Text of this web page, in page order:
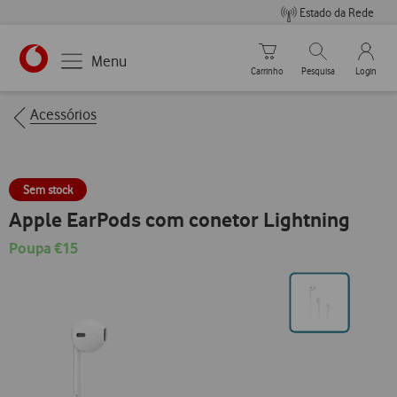
Estado da Rede
https://www.vodafone.pt
Menu
Carrinho de compras
Carrinho
Pesquisar
Pesquisa
My
Login
Breadcrumbs
Acessórios
Sem stock
Apple EarPods com conetor Lightning
Poupa €15
para